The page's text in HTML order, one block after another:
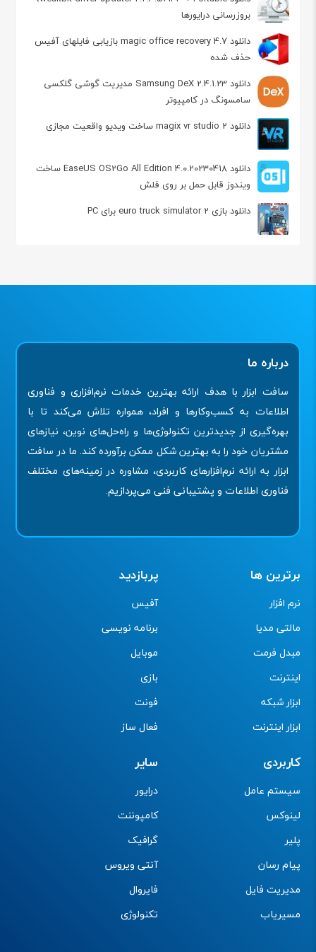
بروزرسانی درایورها
دانلود magic office recovery 4.7 بازیابی فایلهای آفیس
حذف شده
دانلود Samsung DeX 2.4.1.23 مدیریت گوشی گلکسی
سامسونگ در کامپیوتر
دانلود magix vr studio 2 ساخت ویدیو واقعیت مجازی
دانلود EaseUS OS2Go All Edition 4.0.20230418 ساخت
ویندوز قابل حمل بر روی فلش
دانلود بازی euro truck simulator 2 برای PC
درباره ما
سافت ابزار با هدف ارائه بهترین خدمات نرم‌افزاری و فناوری
اطلاعات به کسب‌وکارها و افراد، همواره تلاش می‌کند تا با
بهره‌گیری از جدیدترین تکنولوژی‌ها و راه‌حل‌های نوین، نیازهای
مشتریان خود را به بهترین شکل ممکن برآورده کند. ما در سافت
ابزار به ارائه نرم‌افزارهای کاربردی، مشاوره در زمینه‌های مختلف
فناوری اطلاعات و پشتیبانی فنی می‌پردازیم.
برترین ها
نرم افزار
مالتی مدیا
مبدل فرمت
اینترنت
ابزار شبکه
ابزار اینترنت
پربازدید
آفیس
برنامه نویسی
موبایل
بازی
فونت
فعال ساز
کاربردی
سیستم عامل
لینوکس
پلیر
پیام رسان
مدیریت فایل
مسیریاب
سایر
درایور
کامپوننت
گرافیک
آنتی ویروس
فایروال
تکنولوژی